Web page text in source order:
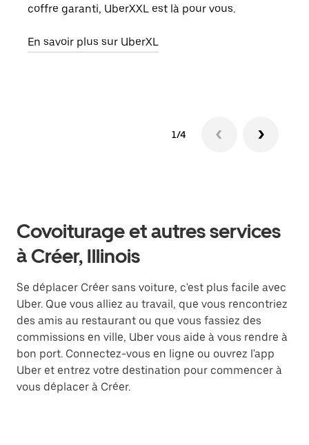
coffre garanti, UberXXL est là pour vous.
En savoir plus sur UberXL
1/4
Covoiturage et autres services
à Créer, Illinois
Se déplacer Créer sans voiture, c'est plus facile avec
Uber. Que vous alliez au travail, que vous rencontriez
des amis au restaurant ou que vous fassiez des
commissions en ville, Uber vous aide à vous rendre à
bon port. Connectez-vous en ligne ou ouvrez l'app
Uber et entrez votre destination pour commencer à
vous déplacer à Créer.